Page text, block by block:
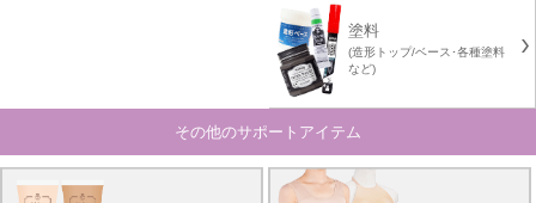
塗料
(造形トップ/ベース･各種塗料
など)
その他のサポートアイテム